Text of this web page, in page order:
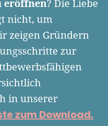
eröffnen? Die Liebe
nicht, um
zeigen Gründern
zur
in unserer
zum Download.